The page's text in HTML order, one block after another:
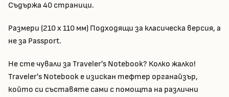
Съдържа 40 страници.
Размери (210 x 110 мм) Подходящи за класическа версия, а
не за Passport.
Не сте чували за Traveler's Notebook? Колко жалко!
Traveler's Notebook е изискан тефтер органайзър,
който си съставяте сами с помощта на различни